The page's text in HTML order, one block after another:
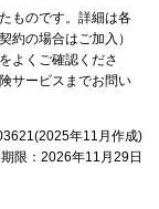
ものです。詳細は各
約の場合はご加入）
よくご確認くださ
サービスまでお問い
年11月作成)
2026年11月29日